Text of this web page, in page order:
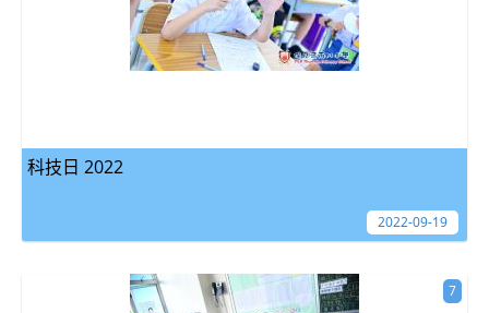
科技日 2022
2022-09-19
7